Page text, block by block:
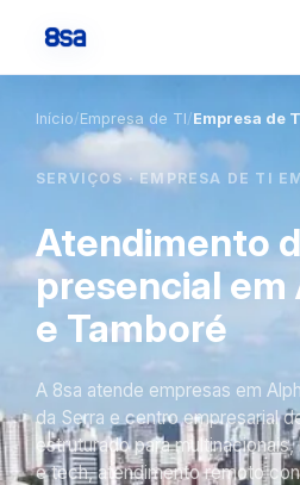
Início/Empresa de TI/Empresa de
SERVIÇOS · EMPRESA DE TI
Atendimento
presencial em
e Tamboré
A 8sa atende empresas em
da Serra e centro empresarial
estruturado para
e tech, atendimento remoto